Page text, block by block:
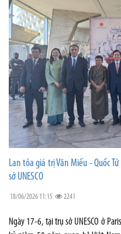
Lan tỏa giá trị Văn Miếu - Quốc
sở UNESCO
18/06/2026 11:15 2241
Ngày 17-6, tại trụ sở UNESCO ở